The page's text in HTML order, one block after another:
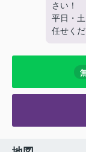
さい！
平日・
任せくだ